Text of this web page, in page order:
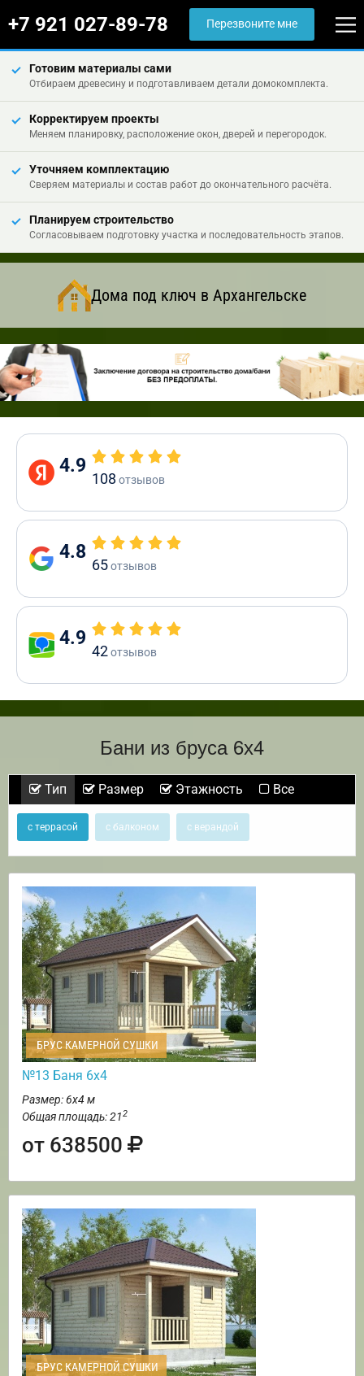
+7 921 027-89-78 Перезвоните мне
Готовим материалы сами
Отбираем древесину и подготавливаем детали домокомплекта.
Корректируем проекты
Меняем планировку, расположение окон, дверей и перегородок.
Уточняем комплектацию
Сверяем материалы и состав работ до окончательного расчёта.
Планируем строительство
Согласовываем подготовку участка и последовательность этапов.
Дома под ключ в Архангельске
4.9
108 отзывов
4.8
65отзывов
4.9
42отзывов
Бани из бруса 6х4
Тип Размер Этажность Все
с террасой с балконом с верандой
БРУС КАМЕРНОЙ СУШКИ
№13 Баня 6х4
Размер: 6х4 м
Общая площадь: 212
от 638500
БРУС КАМЕРНОЙ СУШКИ